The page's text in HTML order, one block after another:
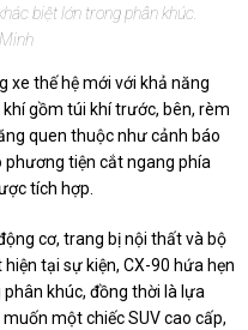
biệt lớn trong phân khúc.
xe thế hệ mới với khả năng
gồm túi khí trước, bên, rèm
quen thuộc như cảnh báo
phương tiện cắt ngang phía
tích hợp.
cơ, trang bị nội thất và bộ
tại sự kiện, CX-90 hứa hẹn
khúc, đồng thời là lựa
một chiếc SUV cao cấp,